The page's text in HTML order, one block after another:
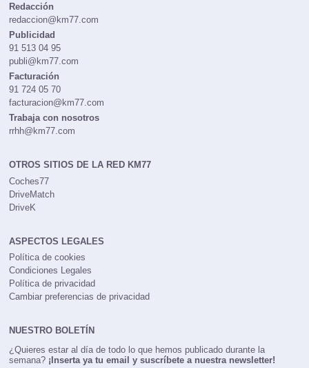
Redacción
redaccion@km77.com
Publicidad
91 513 04 95
publi@km77.com
Facturación
91 724 05 70
facturacion@km77.com
Trabaja con nosotros
rrhh@km77.com
OTROS SITIOS DE LA RED KM77
Coches77
DriveMatch
DriveK
ASPECTOS LEGALES
Política de cookies
Condiciones Legales
Política de privacidad
Cambiar preferencias de privacidad
NUESTRO BOLETÍN
¿Quieres estar al día de todo lo que hemos publicado durante la
semana? ¡Inserta ya tu email y suscríbete a nuestra newsletter!